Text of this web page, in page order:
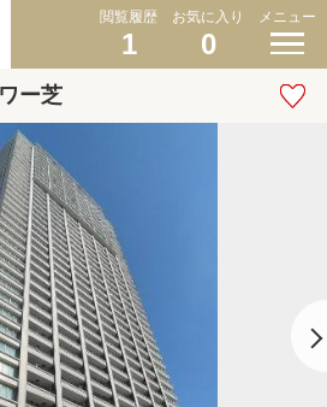
閲覧履歴
1
お気に入り
0
メニュー
ー芝